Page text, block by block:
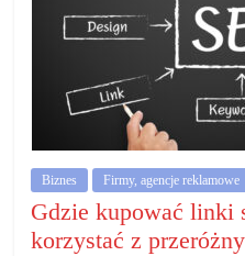
Biznes Firmy, agencje reklamowe
Gdzie kupować linki
korzystać z